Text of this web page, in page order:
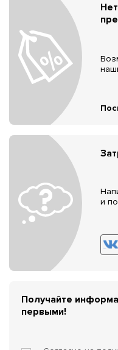
и
Получайте
первыми!